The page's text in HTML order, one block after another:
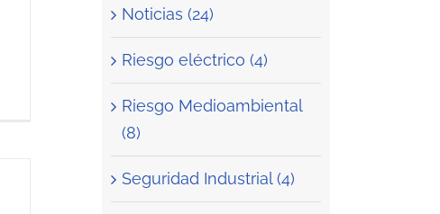
Noticias (24)
Riesgo eléctrico (4)
Riesgo Medioambiental
(8)
Seguridad Industrial (4)